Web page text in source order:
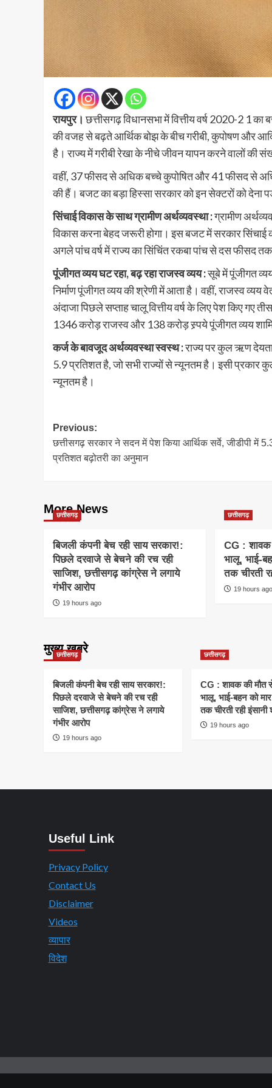
रायपुर।छत्तीसगढ़ विधानसभा मेंवित्तीय वर्ष 2020-2 1
की वजह से बढ़ते आर्थिक बोझ के बीच गरीबी, कुपोषण और
है। राज्य में गरीबी रेखा के नीचे जीवन यापन करने वालों की
वहीं, 37 फीसद से अधिक बच्चे कुपोषित और 41 फीसद से
की हैं। बजट का बड़ा हिस्सा सरकार को इन सेक्टरों को देना
सिंचाई विकास के साथ ग्रामीण अर्थव्यवस्था :ग्रामीण
विकास करना बेहद जरूरी होगा। इस बजट में सरकार
अगले पांच वर्ष में राज्य का सिंचिंत रकबा पांच से दस फीसद
पूंजीगत व्यय घट रहा, बढ़ रहा राजस्व व्यय :सूबे में पूंजीगत
निर्माण पूंजीगत व्यय की श्रेणी में आता है। वहीं, राजस्व व्यय
अंदाजा पिछले सप्ताह चालू वित्तीय वर्ष के लिए पेश किए
1346 करोड़ राजस्व और 138 करोड़ स्र्पये पूंजीगत व्यय
कर्ज के बावजूद अर्थव्यवस्था स्वस्थ :राज्य पर कुल ऋण देयता
5.9 प्रतिशत है, जो सभी राज्यों से न्यूनतम है। इसी प्रकार
न्यूनतम है।
Post
navigation
Previous:
छत्तीसगढ़ सरकार ने सदन में पेश किया आर्थिक सर्वे, जीडीपी में
प्रतिशत बढ़ोतरी का अनुमान
More News
छत्तीसगढ़
बिजली कंपनी बेच रही साय सरकार!:
पिछले दरवाजे से बेचने की रच रही
साजिश, छत्तीसगढ़ कांग्रेस ने लगाये
गंभीर आरोप
19 hours ago
छत्तीसगढ़
CG : शावक
भालू, भाई-
तक चीरती
19 hours
मुख्य खबरे
छत्तीसगढ़
बिजली कंपनी बेच रही साय सरकार!:
पिछले दरवाजे से बेचने की रच रही
साजिश, छत्तीसगढ़ कांग्रेस ने लगाये
गंभीर आरोप
19 hours ago
छत्तीसगढ़
CG : शावक की मौत
भालू, भाई-बहन को
तक चीरती रही इंसानी
19 hours ago
Useful Link
Privacy Policy
Contact Us
Disclaimer
Videos
व्यापार
विदेश